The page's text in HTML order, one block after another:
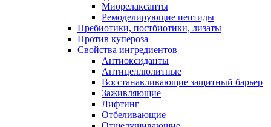
Миорелаксанты
Ремоделирующие пептиды
Пребиотики, постбиотики, лизаты
Против купероза
Свойства ингредиентов
Антиоксиданты
Антицеллюлитные
Восстанавливающие защитный барьер
Заживляющие
Лифтинг
Отбеливающие